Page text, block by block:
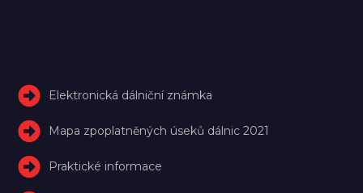
Elektronická dálniční známka
Mapa zpoplatněných úseků dálnic 2021
Praktické informace